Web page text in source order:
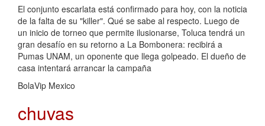
El conjunto escarlata está confirmado para hoy, con la noticia
de la falta de su "killer". Qué se sabe al respecto. Luego de
un inicio de torneo que permite ilusionarse, Toluca tendrá un
gran desafío en su retorno a La Bombonera: recibirá a
Pumas UNAM, un oponente que llega golpeado. El dueño de
casa intentará arrancar la campaña
BolaVip Mexico
chuvas